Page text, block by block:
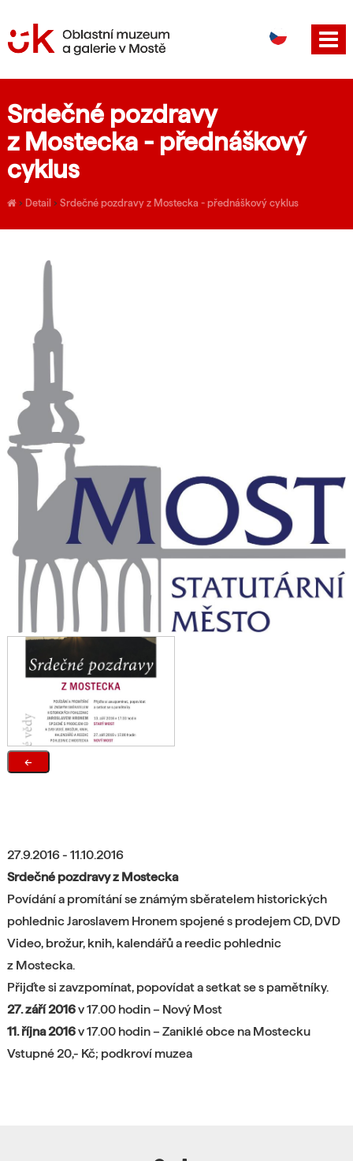
EN
Srdečné pozdravy
z Mostecka - přednáškový
cyklus
› Detail › Srdečné pozdravy z Mostecka - přednáškový cyklus
←
27.9.2016 - 11.10.2016
Srdečné pozdravy z Mostecka
Povídání a promítání se známým sběratelem historických
pohlednic Jaroslavem Hronem spojené s prodejem CD, DVD
Video, brožur, knih, kalendářů a reedic pohlednic
z Mostecka.
Přijďte si zavzpomínat, popovídat a setkat se s pamětníky.
27. září 2016v 17.00 hodin – Nový Most
11. října 2016v 17.00 hodin – Zaniklé obce na Mostecku
Vstupné 20,- Kč; podkroví muzea